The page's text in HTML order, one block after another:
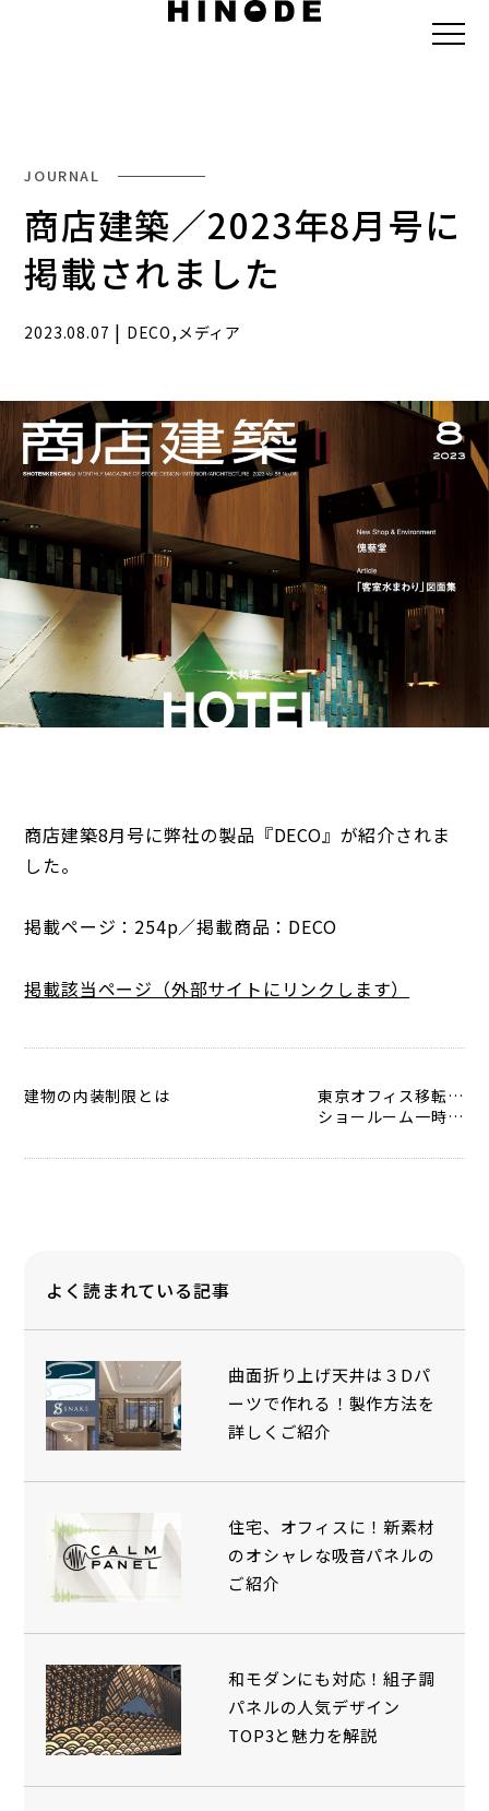
JOURNAL
商店建築／2023年8月号に
掲載されました
2023.08.07 | DECO,メディア
商店建築8月号に弊社の製品『DECO』が紹介されま
した。
掲載ページ：254p／掲載商品：DECO
掲載該当ページ（外部サイトにリンクします）
建物の内装制限とは
東京オフィス移転および
ショールーム一時閉鎖のお知らせ
よく読まれている記事
曲面折り上げ天井は３Dパ
ーツで作れる！製作方法を
詳しくご紹介
住宅、オフィスに！新素材
のオシャレな吸音パネルの
ご紹介
和モダンにも対応！組子調
パネルの人気デザイン
TOP3と魅力を解説